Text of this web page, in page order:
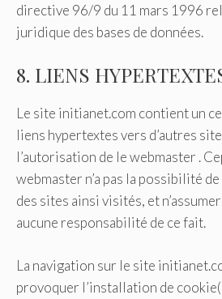
directive 96/9 du 11 mars 1996
juridique des bases de données.
8. LIENS
Le site initianet.com contient un
liens hypertextes vers d’autres
l’autorisation de le webmaster .
webmaster n’a pas la possibilité
des sites ainsi visités, et
aucune responsabilité de ce fait.
La navigation sur le site
provoquer l’installation de